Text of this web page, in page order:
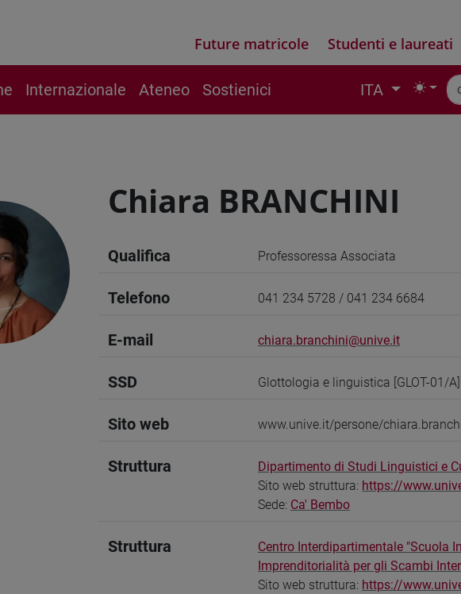
Future matricole Studenti e laureati
Internazionale Ateneo Sostienici ITA
Chiara BRANCHINI
Qualifica Professoressa Associata
Telefono 041 234 5728 / 041 234 6684
E-mail chiara.branchini@unive.it
SSD Glottologia e linguistica [GLOT-01/A]
Sito web www.unive.it/persone/
Struttura
Dipartimento di Studi Linguistici e
Sito web struttura: https://
Sede: Ca' Bembo
Struttura
Centro Interdipartimentale "Scuola
Imprenditorialità per gli Scambi
Sito web struttura: https://